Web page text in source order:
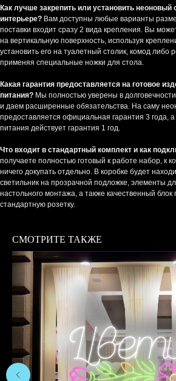
Как лучше закрепить или установить неоновый
интерьере? Вам доступны любые варианты
поставки входит сразу 2 вида крепления. Вы
на вертикальную поверхность, используя
установить его на туалетный столик, комод либо
применяя специальные ножки для стола.
Какая гарантия предоставляется на готовое
питания? Мы полностью уверены в
и даем расширенные обязательства. На саму
предоставляется официальная гарантия 3 года,
питания действует гарантия 1 год.
Что входит в стандартный комплект и как
получаете полностью готовый к работе набор, к
ничего докупать отдельно. В коробке будет
светильник на прозрачной подложке, элементы
настольного монтажа, а также качественный блок
стандартную розетку.
СМОТРИТЕ ТАКЖЕ